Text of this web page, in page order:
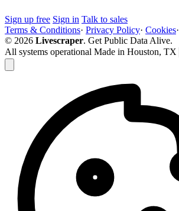
Sign up free Sign in Talk to sales
Terms & Conditions· Privacy Policy· Cookies·
© 2026 Livescraper. Get Public Data Alive.
All systems operational Made in Houston, TX